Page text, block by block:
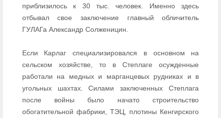
приблизилось к 30 тыс. человек. Именно здесь
отбывал свое заключение главный обличитель
ГУЛАГа Александр Солженицин.
Если Карлаг специализировался в основном на
сельском хозяйстве, то в Степлаге осужденные
работали на медных и марганцевых рудниках и в
угольных шахтах. Силами заключенных Степлага
после войны было начато строительство
обогатительной фабрики, ТЭЦ, плотины Кенгирского